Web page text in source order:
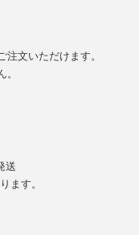
文いただけます。
送
ます。